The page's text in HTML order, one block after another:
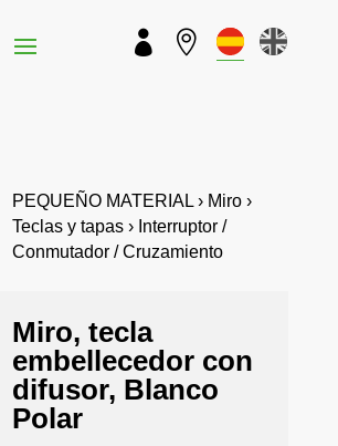
 
PEQUEÑO MATERIAL › Miro ›
Teclas y tapas › Interruptor /
Conmutador / Cruzamiento
Miro, tecla
embellecedor con
difusor, Blanco
Polar